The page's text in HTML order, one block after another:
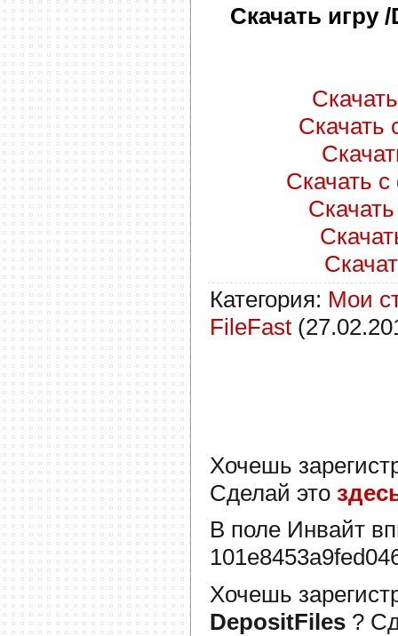
Скачать игру
Скачать
Скачать
Категория: Мои
FileFast
Хочешь
Сделай это
В поле Инвайт
Хочешь
DepositFiles ?